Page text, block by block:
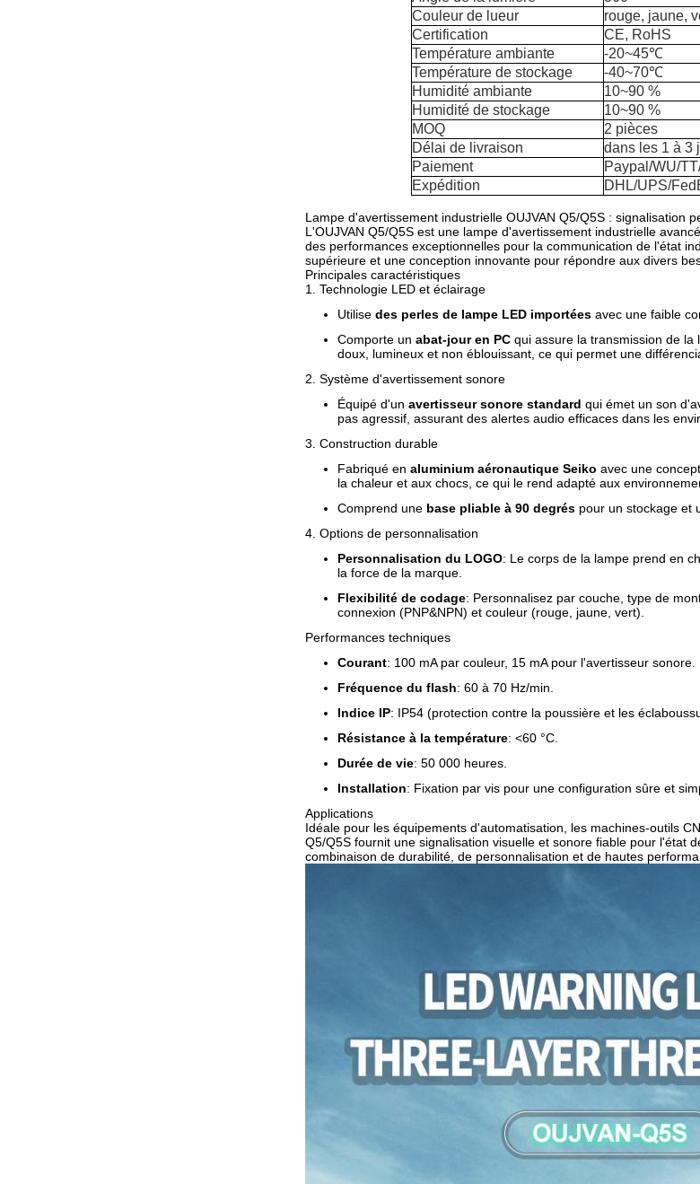
Couleur de lueur
rouge, jaune,
Certification
CE, RoHS
Température ambiante
-20~45℃
Température de stockage
-40~70℃
Humidité ambiante
10~90 %
Humidité de stockage
10~90 %
MOQ
2 pièces
Délai de livraison
dans les 1 à 3
Paiement
Paypal/WU/
Expédition
DHL/UPS/
Lampe d'avertissement industrielle OUJVAN Q5/Q5S : signalisation
L'OUJVAN Q5/Q5S est une lampe d'avertissement industrielle
des performances exceptionnelles pour la communication de l'état
supérieure et une conception innovante pour répondre aux divers
Principales caractéristiques
1. Technologie LED et éclairage
Utilise des perles de lampe LED importées avec une faible
Comporte un abat-jour en PC qui assure la transmission de
doux, lumineux et non éblouissant, ce qui permet une
2. Système d'avertissement sonore
Équipé d'un avertisseur sonore standard qui émet un son
pas agressif, assurant des alertes audio efficaces dans les
3. Construction durable
Fabriqué en aluminium aéronautique Seiko avec une
la chaleur et aux chocs, ce qui le rend adapté aux
Comprend une base pliable à 90 degrés pour un stockage et
4. Options de personnalisation
Personnalisation du LOGO: Le corps de la lampe prend en
la force de la marque.
Flexibilité de codage: Personnalisez par couche, type de
connexion (PNP&NPN) et couleur (rouge, jaune, vert).
Performances techniques
Courant: 100 mA par couleur, 15 mA pour l'avertisseur sonore.
Fréquence du flash: 60 à 70 Hz/min.
Indice IP: IP54 (protection contre la poussière et les
Résistance à la température: <60 °C.
Durée de vie: 50 000 heures.
Installation: Fixation par vis pour une configuration sûre et
Applications
Idéale pour les équipements d'automatisation, les machines-outils
Q5/Q5S fournit une signalisation visuelle et sonore fiable pour l'état
combinaison de durabilité, de personnalisation et de hautes